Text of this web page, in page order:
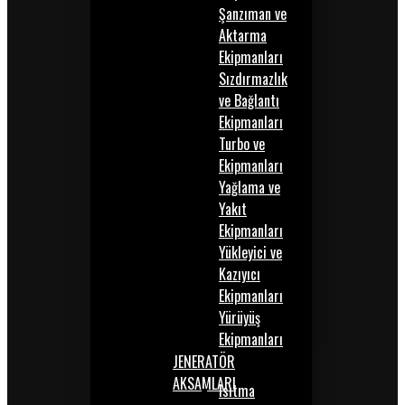
Şanzıman ve
Aktarma
Ekipmanları
Sızdırmazlık
ve Bağlantı
Ekipmanları
Turbo ve
Ekipmanları
Yağlama ve
Yakıt
Ekipmanları
Yükleyici ve
Kazıyıcı
Ekipmanları
Yürüyüş
Ekipmanları
JENERATÖR
AKSAMLARIIsıtma